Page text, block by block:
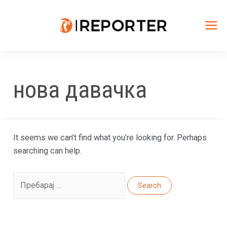
нова давачка
It seems we can’t find what you’re looking for. Perhaps
searching can help.